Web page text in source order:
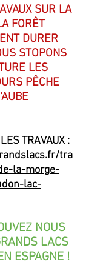
SUR LA
FORÊT
DURER
STOPONS
LES
PÊCHE
TRAVAUX :
tra
la-morge-
lac-
NOUS
LACS
ESPAGNE !